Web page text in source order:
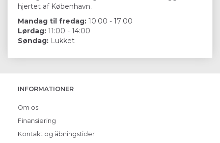
hjertet af København.
Mandag til fredag: 10:00 - 17:00
Lørdag: 11:00 - 14:00
Søndag: Lukket
INFORMATIONER
Om os
Finansiering
Kontakt og åbningstider